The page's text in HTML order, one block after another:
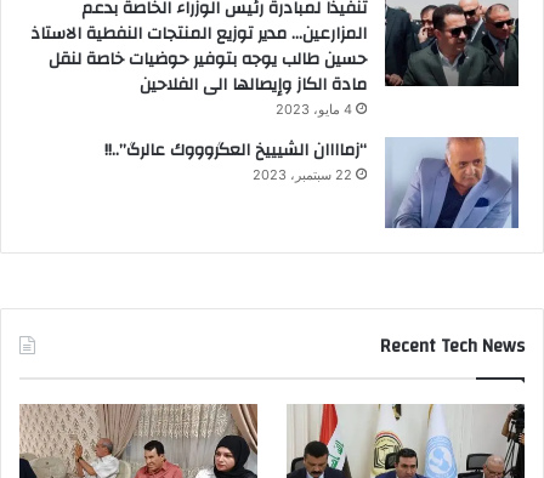
تنفيذاً لمبادرة رئيس الوزراء الخاصة بدعم
المزارعين… مدير توزيع المنتجات النفطية الاستاذ
حسين طالب يوجه بتوفير حوضيات خاصة لنقل
مادة الكاز وإيصالها الى الفلاحين
4 مايو، 2023
“زماااان الشيييخ العگروووك عالرگ”..!!
22 سبتمبر، 2023
Recent Tech News